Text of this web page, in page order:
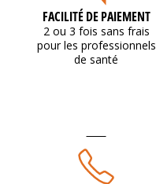
FACILITÉ DE PAIEMENT
2 ou 3 fois sans frais
pour les professionnels
de santé